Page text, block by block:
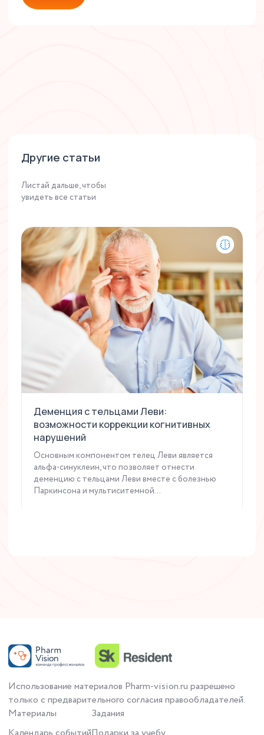
Другие статьи
Листай дальше, чтобы
увидеть все статьи
Деменция с тельцами Леви:
возможности коррекции когнитивных
нарушений
Основным компонентом телец Леви является
альфа-синуклеин, что позволяет отнести
деменцию с тельцами Леви вместе с болезнью
Паркинсона и мультиситемной...
Использование материалов Pharm-vision.ru разрешено
только с предварительного согласия правообладателей.
Материалы
Задания